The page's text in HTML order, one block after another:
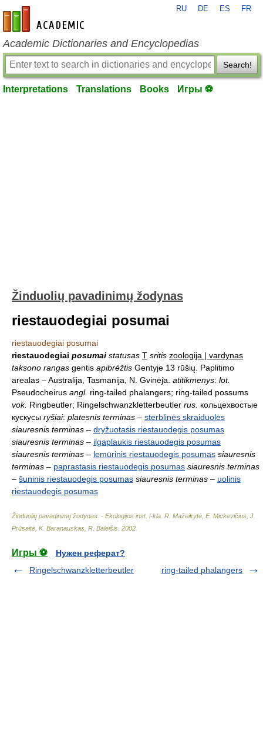
en-academic.com
RU DE ES FR
Academic Dictionaries and Encyclopedias
Search!
Interpretations Translations Books Игры ⚽
Žinduolių pavadinimų žodynas
riestauodegiai posumai
riestauodegiai posumai
riestauodegiai posumai statusas T sritis zoologija | vardynas
taksono rangas gentis apibrėžtis Gentyje 13 rūšių. Paplitimo
arealas – Australija, Tasmanija, N. Gvinėja. atitikmenys: lot.
Pseudocheirus angl. ring-tailed phalangers; ring-tailed possums
vok. Ringbeutler; Ringelschwanzkletterbeutler rus. кольцехвостые
кускусы ryšiai: platesnis terminas – sterblinės skraiduolės
siauresnis terminas – dryžuotasis riestauodegis posumas
siauresnis terminas – ilgaplaukis riestauodegis posumas
siauresnis terminas – lemūrinis riestauodegis posumas siauresnis
terminas – paprastasis riestauodegis posumas siauresnis terminas
– šuninis riestauodegis posumas siauresnis terminas – uolinis
riestauodegis posumas
Žinduolių pavadinimų žodynas. - Ekologijos inst. l-kla R. Mažeikytė, E. Mickevičius, J.
Prūsaitė, K. Baranauskas, R. Baleišis 2002
Игры ⚽
Нужен реферат?
Ringelschwanzkletterbeutler
ring-tailed phalangers